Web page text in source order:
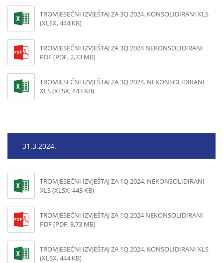
TROMJESEČNI IZVJEŠTAJ ZA 3Q 2024. KONSOLIDIRANI XLS
(XLSX, 444 KB)
TROMJESEČNI IZVJEŠTAJ ZA 3Q 2024 NEKONSOLIDIRANI
PDF (PDF, 2,33 MB)
TROMJESEČNI IZVJEŠTAJ ZA 3Q 2024. NEKONSOLIDIRANI
XLS (XLSX, 443 KB)
31.3.2024.
TROMJESEČNI IZVJEŠTAJ ZA 1Q 2024. NEKONSOLIDIRANI
XLS (XLSX, 443 KB)
TROMJESEČNI IZVJEŠTAJ ZA 1Q 2024 NEKONSOLIDIRANI
PDF (PDF, 8,73 MB)
TROMJESEČNI IZVJEŠTAJ ZA 1Q 2024. KONSOLIDIRANI XLS
(XLSX, 444 KB)